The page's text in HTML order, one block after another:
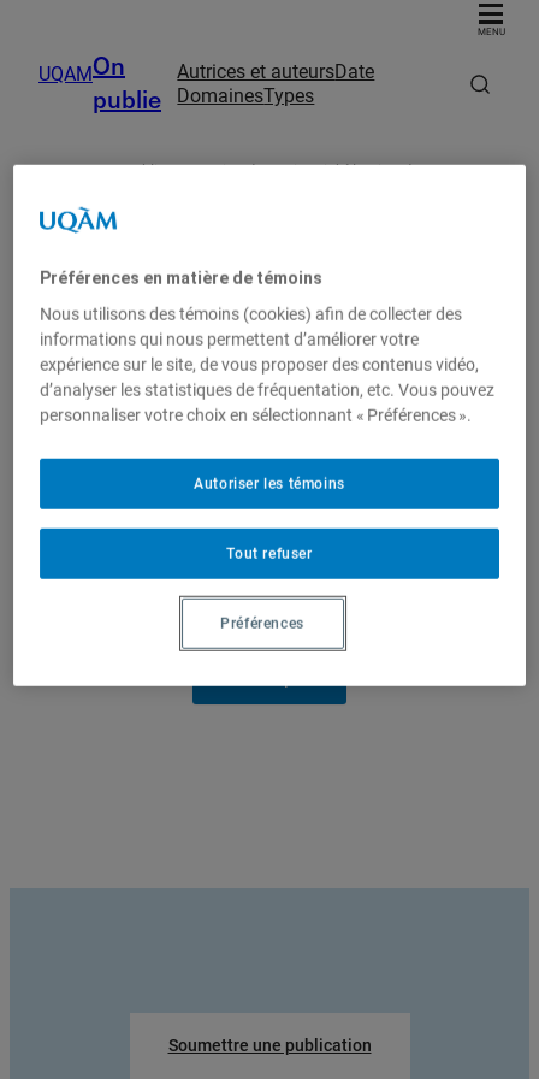
MENU
Autrices et auteurs
Domaines
Soumettre une publication
UQAMOn
publie
Autrices et auteursDate
DomainesTypes
UQAM On publie Parution de Marie-Michèle Ricard
On publie
Parution de Marie-Michèle
Ricard
Soumettre une publication
Préférences en matière de témoins
Nous utilisons des témoins (cookies) afin de collecter des
informations qui nous permettent d’améliorer votre
expérience sur le site, de vous proposer des contenus vidéo,
d’analyser les statistiques de fréquentation, etc. Vous pouvez
personnaliser votre choix en sélectionnant « Préférences ».
Tout refuser
Autoriser les témoins
Préférences